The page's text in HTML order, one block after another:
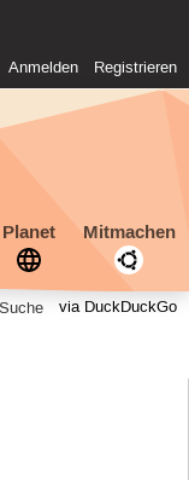
Anmelden Registrieren
Planet Mitmachen
via DuckDuckGo